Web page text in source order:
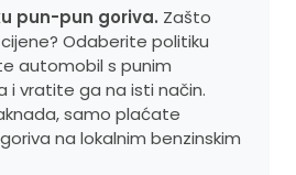
pun-pun goriva. Zašto
Odaberite politiku
automobil s punim
i vratite ga na isti način.
samo plaćate
na lokalnim benzinskim